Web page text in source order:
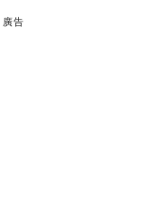
廣告